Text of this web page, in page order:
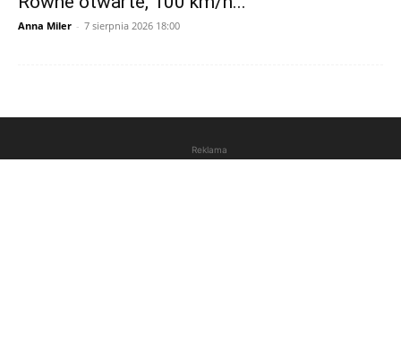
Anna Miler - 7 sierpnia 2026 18:00
Reklama